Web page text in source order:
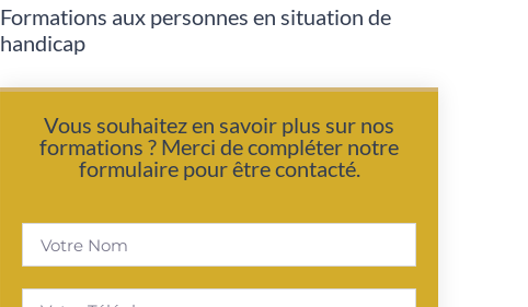
Formations aux personnes en situation de
handicap
Vous souhaitez en savoir plus sur nos
formations ? Merci de compléter notre
formulaire pour être contacté.